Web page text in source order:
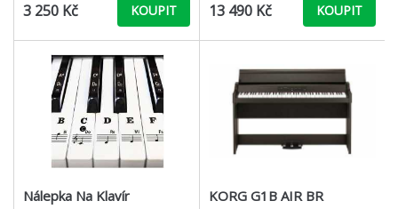
3 250 Kč KOUPIT 13 490 Kč KOUPIT
Nálepka Na Klavír
KORG G1B AIR BR